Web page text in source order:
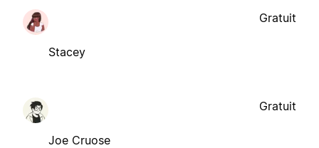
Stacey
Gratuit
Joe Cruose
Gratuit